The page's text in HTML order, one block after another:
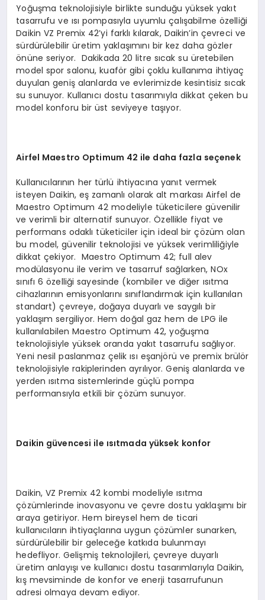
Yoğuşma teknolojisiyle birlikte sunduğu yüksek yakıt
tasarrufu ve ısı pompasıyla uyumlu çalışabilme özelliği
Daikin VZ Premix 42’yi farklı kılarak, Daikin’in çevreci ve
sürdürülebilir üretim yaklaşımını bir kez daha gözler
önüne seriyor. Dakikada 20 litre sıcak su üretebilen
model spor salonu, kuaför gibi çoklu kullanıma ihtiyaç
duyulan geniş alanlarda ve evlerimizde kesintisiz sıcak
su sunuyor. Kullanıcı dostu tasarımıyla dikkat çeken bu
model konforu bir üst seviyeye taşıyor.
Airfel Maestro Optimum 42 ile daha fazla seçenek
Kullanıcılarının her türlü ihtiyacına yanıt vermek
isteyen Daikin, eş zamanlı olarak alt markası Airfel de
Maestro Optimum 42 modeliyle tüketicilere güvenilir
ve verimli bir alternatif sunuyor. Özellikle fiyat ve
performans odaklı tüketiciler için ideal bir çözüm olan
bu model, güvenilir teknolojisi ve yüksek verimliliğiyle
dikkat çekiyor. Maestro Optimum 42; full alev
modülasyonu ile verim ve tasarruf sağlarken, NOx
sınıfı 6 özelliği sayesinde (kombiler ve diğer ısıtma
cihazlarının emisyonlarını sınıflandırmak için kullanılan
standart) çevreye, doğaya duyarlı ve saygılı bir
yaklaşım sergiliyor. Hem doğal gaz hem de LPG ile
kullanılabilen Maestro Optimum 42, yoğuşma
teknolojisiyle yüksek oranda yakıt tasarrufu sağlıyor.
Yeni nesil paslanmaz çelik ısı eşanjörü ve premix brülör
teknolojisiyle rakiplerinden ayrılıyor. Geniş alanlarda ve
yerden ısıtma sistemlerinde güçlü pompa
performansıyla etkili bir çözüm sunuyor.
Daikin güvencesi ile ısıtmada yüksek konfor
Daikin, VZ Premix 42 kombi modeliyle ısıtma
çözümlerinde inovasyonu ve çevre dostu yaklaşımı bir
araya getiriyor. Hem bireysel hem de ticari
kullanıcıların ihtiyaçlarına uygun çözümler sunarken,
sürdürülebilir bir geleceğe katkıda bulunmayı
hedefliyor. Gelişmiş teknolojileri, çevreye duyarlı
üretim anlayışı ve kullanıcı dostu tasarımlarıyla Daikin,
kış mevsiminde de konfor ve enerji tasarrufunun
adresi olmaya devam ediyor.